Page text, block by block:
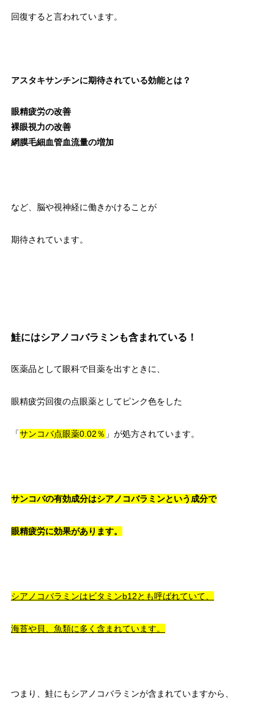
回復すると言われています。
アスタキサンチンに期待されている効能とは？
眼精疲労の改善
裸眼視力の改善
網膜毛細血管血流量の増加
など、脳や視神経に働きかけることが
期待されています。
鮭にはシアノコバラミンも含まれている！
医薬品として眼科で目薬を出すときに、
眼精疲労回復の点眼薬としてピンク色をした
「サンコバ点眼薬0.02％ 」が処方されています。
サンコバの有効成分はシアノコバラミンという成分で
眼精疲労に効果があります。
シアノコバラミンはビタミンb12とも呼ばれていて、
海苔や貝、魚類に多く含まれています。
つまり、鮭にもシアノコバラミンが含まれていますから、